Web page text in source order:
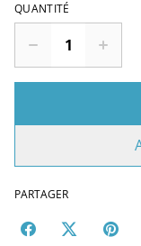
QUANTITÉ
PARTAGER